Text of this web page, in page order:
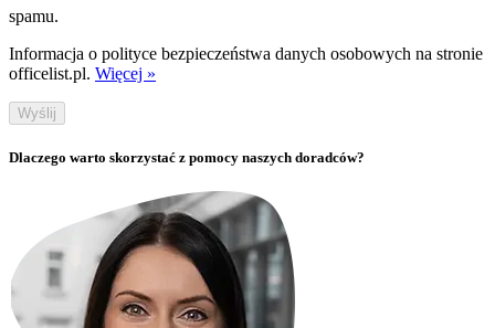
spamu.
Informacja o polityce bezpieczeństwa danych osobowych na stronie
officelist.pl. Więcej »
Wyślij
Dlaczego warto skorzystać z pomocy naszych doradców?